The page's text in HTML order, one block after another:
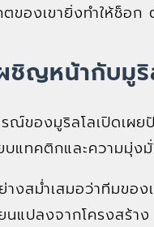
ของเขายิ่งทำให้ช็อก
ชิญหน้ากับมู
ณ์ของมูริลโลเปิดเผ
บแทคติกและความมุ่ง
างสม่ำเสมอว่าทีมขอ
นแปลงจากโครงสร้